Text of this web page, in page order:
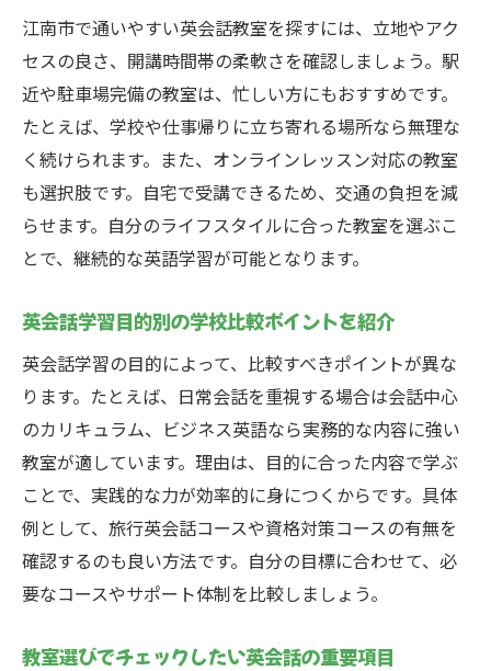
少人数制や年齢別クラスの英会話比較を解
英会話体験が子ども教室選びに役立つ理由
家庭と両立できる英会話教室選びの基準と
は
保護者が安心できる英会話教室の選び方
満足できる英会話選びの極意まとめ
英会話学校比較で理想の教室に出会う秘訣
極意
料金や講師など総合比較で納得の英会話教
室
目的に合った英会話選びで学習満足度を高
める
教室比較を通じて英会話継続のモチベーシ
ョン維持
自分に最適な英会話教室で学び始める第一
江南市で通いやすい英会話教室を探すには、立地やアク
セスの良さ、開講時間帯の柔軟さを確認しましょう。駅
近や駐車場完備の教室は、忙しい方にもおすすめです。
たとえば、学校や仕事帰りに立ち寄れる場所なら無理な
く続けられます。また、オンラインレッスン対応の教室
も選択肢です。自宅で受講できるため、交通の負担を減
らせます。自分のライフスタイルに合った教室を選ぶこ
とで、継続的な英語学習が可能となります。
英会話学習目的別の学校比較ポイントを紹介
英会話学習の目的によって、比較すべきポイントが異な
ります。たとえば、日常会話を重視する場合は会話中心
のカリキュラム、ビジネス英語なら実務的な内容に強い
教室が適しています。理由は、目的に合った内容で学ぶ
ことで、実践的な力が効率的に身につくからです。具体
例として、旅行英会話コースや資格対策コースの有無を
確認するのも良い方法です。自分の目標に合わせて、必
要なコースやサポート体制を比較しましょう。
教室選びでチェックしたい英会話の重要項目